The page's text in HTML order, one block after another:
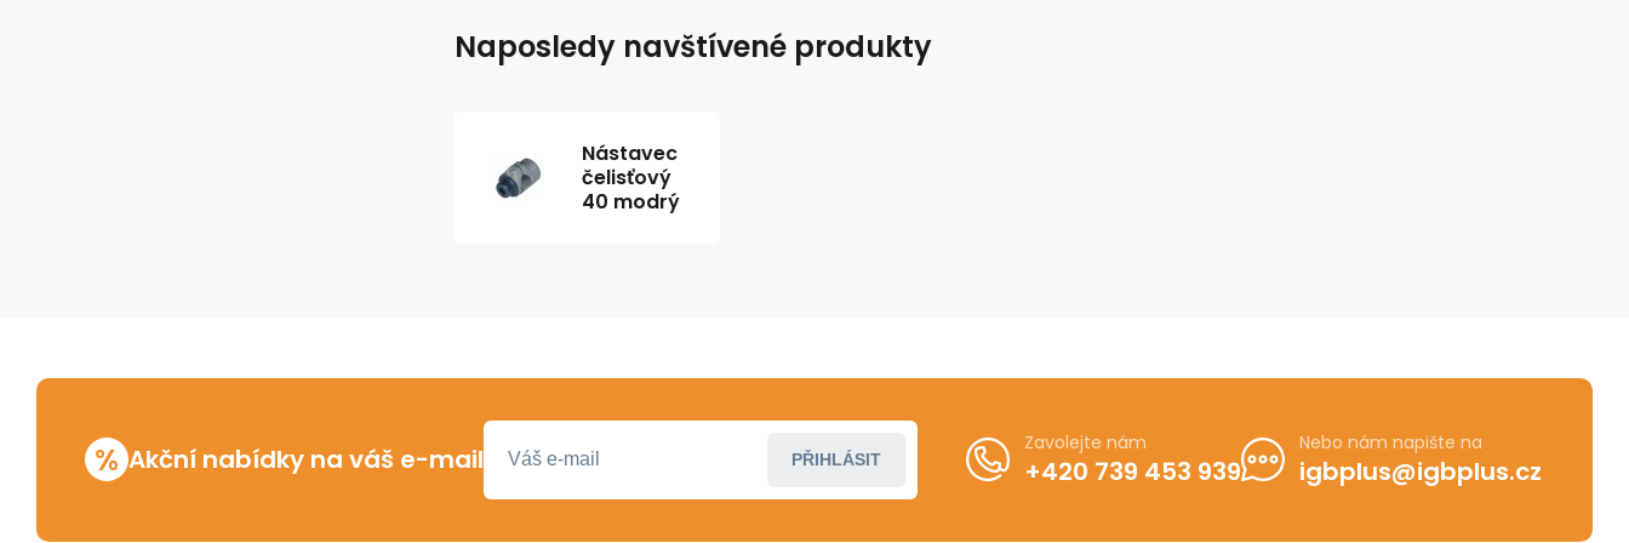
Naposledy navštívené produkty
Nástavec
čelisťový
40 modrý
% Akční nabídky na váš e-mail PŘIHLÁSIT
Zavolejte nám
+420 739 453 939
Nebo nám napište na
igbplus@igbplus.cz